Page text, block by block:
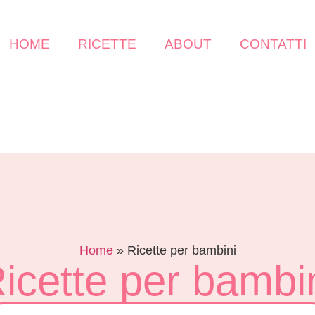
HOME RICETTE ABOUT CONTATTI
Home» Ricette per bambini
per